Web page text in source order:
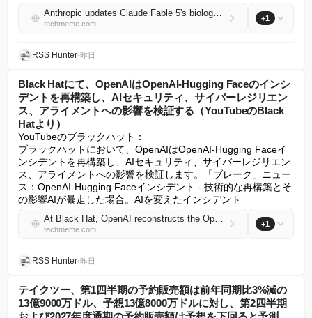
Anthropic updates Claude Fable 5's biology safeguards to reduce false positives, cutting biology-related "fallbacks" by ~85% in testing across product surfaces (Anthropic)
techmeme.com
+1
RSS Hunter•昨日
Black Hatにて、OpenAIはOpenAI-Hugging Faceのインシ
デントを再構築し、AIセキュリティ、サイバーレジリエン
ス、アライメントへの影響を検証する（YouTubeのBlack
Hatより）
YouTubeのブラックハット：
ブラックハットにおいて、OpenAIはOpenAI-Hugging Faceイ
ンシデントを再構築し、AIセキュリティ、サイバーレジリエン
ス、アライメントへの影響を検証します。「ブレーク」ニュー
ス：OpenAI-Hugging Faceインシデント - 技術的な再構築とそ
の影響AIが暴走した場合。AIを変えたインシデント
At Black Hat, OpenAI reconstructs the OpenAI-Hugging Face incident and examines its implications for AI security, cyber resilience, and alignment (Black Hat on YouTube)
techmeme.com
+1
RSS Hunter•昨日
テイクツー、第1四半期の予約販売額は前年同期比3%減の
13億9000万ドル、予想13億8000万ドルに対し、第2四半期